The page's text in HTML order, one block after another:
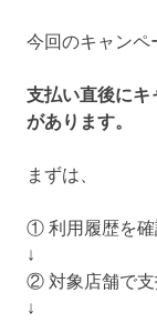
今回のキャンペ
支払い直後にキ
があります。
まずは、
① 利用履歴を確
↓
② 対象店舗で支
↓